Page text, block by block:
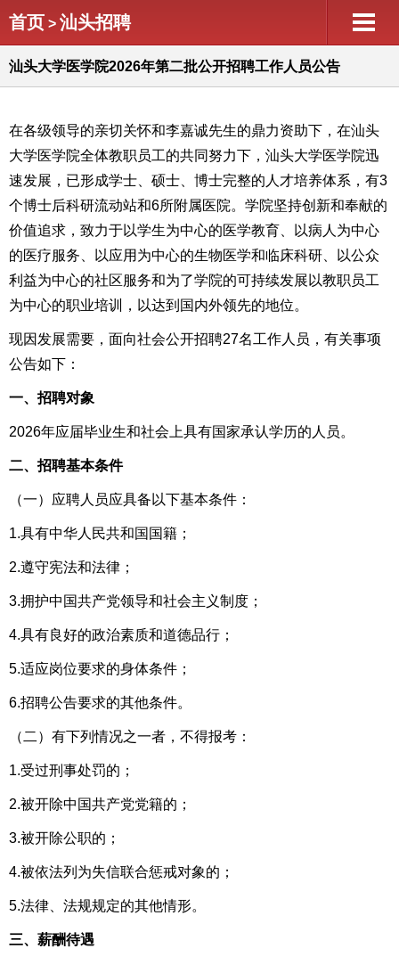
首页 > 汕头招聘
汕头大学医学院2026年第二批公开招聘工作人员公告
在各级领导的亲切关怀和李嘉诚先生的鼎力资助下，在汕头
大学医学院全体教职员工的共同努力下，汕头大学医学院迅
速发展，已形成学士、硕士、博士完整的人才培养体系，有3
个博士后科研流动站和6所附属医院。学院坚持创新和奉献的
价值追求，致力于以学生为中心的医学教育、以病人为中心
的医疗服务、以应用为中心的生物医学和临床科研、以公众
利益为中心的社区服务和为了学院的可持续发展以教职员工
为中心的职业培训，以达到国内外领先的地位。
现因发展需要，面向社会公开招聘27名工作人员，有关事项
公告如下：
一、招聘对象
2026年应届毕业生和社会上具有国家承认学历的人员。
二、招聘基本条件
（一）应聘人员应具备以下基本条件：
1.具有中华人民共和国国籍；
2.遵守宪法和法律；
3.拥护中国共产党领导和社会主义制度；
4.具有良好的政治素质和道德品行；
5.适应岗位要求的身体条件；
6.招聘公告要求的其他条件。
（二）有下列情况之一者，不得报考：
1.受过刑事处罚的；
2.被开除中国共产党党籍的；
3.被开除公职的；
4.被依法列为失信联合惩戒对象的；
5.法律、法规规定的其他情形。
三、薪酬待遇